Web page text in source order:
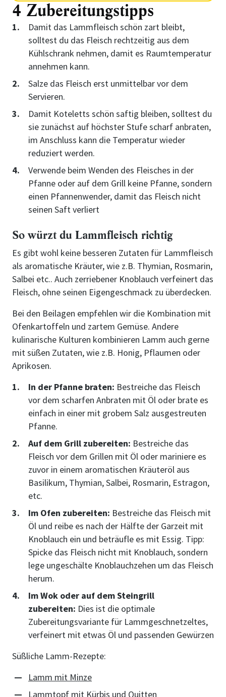
4 Zubereitungstipps
Damit das Lammfleisch schön zart bleibt,
solltest du das Fleisch rechtzeitig aus dem
Kühlschrank nehmen, damit es Raumtemperatur
annehmen kann.
Salze das Fleisch erst unmittelbar vor dem
Servieren.
Damit Koteletts schön saftig bleiben, solltest du
sie zunächst auf höchster Stufe scharf anbraten,
im Anschluss kann die Temperatur wieder
reduziert werden.
Verwende beim Wenden des Fleisches in der
Pfanne oder auf dem Grill keine Pfanne, sondern
einen Pfannenwender, damit das Fleisch nicht
seinen Saft verliert
So würzt du Lammfleisch richtig
Es gibt wohl keine besseren Zutaten für Lammfleisch
als aromatische Kräuter, wie z.B. Thymian, Rosmarin,
Salbei etc.. Auch zerriebener Knoblauch verfeinert das
Fleisch, ohne seinen Eigengeschmack zu überdecken.
Bei den Beilagen empfehlen wir die Kombination mit
Ofenkartoffeln und zartem Gemüse. Andere
kulinarische Kulturen kombinieren Lamm auch gerne
mit süßen Zutaten, wie z.B. Honig, Pflaumen oder
Aprikosen.
In der Pfanne braten: Bestreiche das Fleisch
vor dem scharfen Anbraten mit Öl oder brate es
einfach in einer mit grobem Salz ausgestreuten
Pfanne.
Auf dem Grill zubereiten: Bestreiche das
Fleisch vor dem Grillen mit Öl oder mariniere es
zuvor in einem aromatischen Kräuteröl aus
Basilikum, Thymian, Salbei, Rosmarin, Estragon,
etc.
Im Ofen zubereiten: Bestreiche das Fleisch mit
Öl und reibe es nach der Hälfte der Garzeit mit
Knoblauch ein und beträufle es mit Essig. Tipp:
Spicke das Fleisch nicht mit Knoblauch, sondern
lege ungeschälte Knoblauchzehen um das Fleisch
herum.
Im Wok oder auf dem Steingrill
zubereiten: Dies ist die optimale
Zubereitungsvariante für Lammgeschnetzeltes,
verfeinert mit etwas Öl und passenden Gewürzen
​Süßliche Lamm-Rezepte:
Lamm mit Minze
Lammtopf mit Kürbis und Quitten